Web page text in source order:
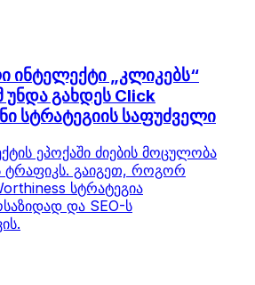
ინტელექტი „კლიკებს“
უნდა გახდეს Click
სტრატეგიის საფუძველი
ეპოქაში ძიების მოცულობა
ტრაფიკს. გაიგეთ, როგორ
სტრატეგია
და SEO-ს